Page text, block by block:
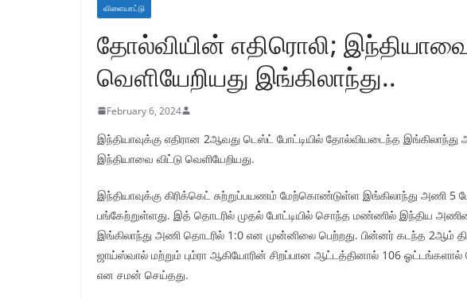
விளையாட்டு
தோல்வியின் எதிரொலி; இந்தியாவை
வெளியேறியது இங்கிலாந்து..
February 6, 2024
இந்தியாவுக்கு எதிரான 2ஆவது டெஸ்ட் போட்டியில் தோல்வியடைந்த இங்கிலாந்து
இந்தியாவை விட்டு வெளியேறியது.
இந்தியாவுக்கு கிரிக்கெட் சுற்றுப்பயணம் மேற்கொண்டுள்ள இங்கிலாந்து அணி
பங்கேற்றுள்ளது. இத் தொடரில் முதல் போட்டியில் சொந்த மண்ணில் இந்திய
இங்கிலாந்து அணி தொடரில் 1:0 என முன்னிலை பெற்றது. பின்னர் கடந்த 2ஆம்
ஜாய்ஸ்வால் மற்றும் பும்ரா ஆகியோரின் சிறப்பான ஆட்டத்தினால் 106 ஓட்டங்களால்
என சமன் செய்தது.